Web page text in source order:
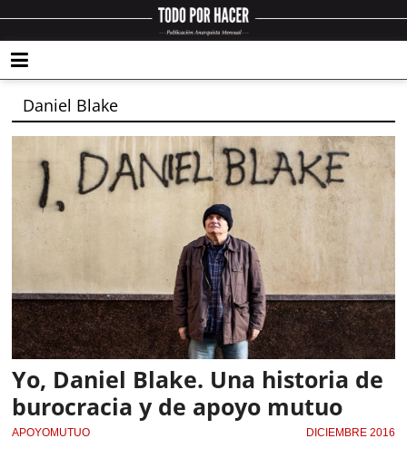
Daniel Blake
Yo, Daniel Blake. Una historia de
burocracia y de apoyo mutuo
APOYOMUTUO DICIEMBRE 2016